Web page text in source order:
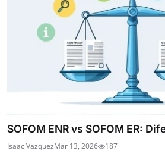
SOFOM ENR vs SOFOM ER:
Isaac VazquezMar 13, 2026 187